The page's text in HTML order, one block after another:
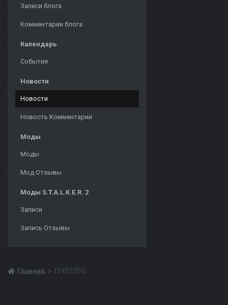
Записи блога
Комментарии блога
Календарь
События
Новости
Новости
Новость Комментарии
Моды
Моды
Мод Отзывы
Моды S.T.A.L.K.E.R. 2
Записи
Запись Отзывы
Главная t2453505